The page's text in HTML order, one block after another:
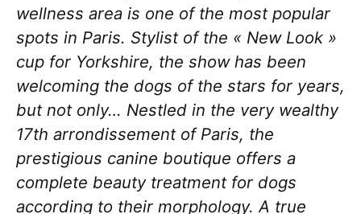
wellness area is one of the most popular
spots in Paris. Stylist of the « New Look »
cup for Yorkshire, the show has been
welcoming the dogs of the stars for years,
but not only… Nestled in the very wealthy
17th arrondissement of Paris, the
prestigious canine boutique offers a
complete beauty treatment for dogs
according to their morphology. A true